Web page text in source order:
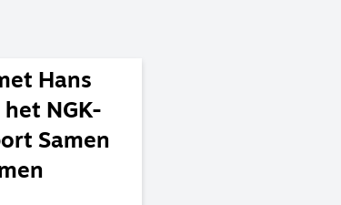
Hans
NGK-
Samen